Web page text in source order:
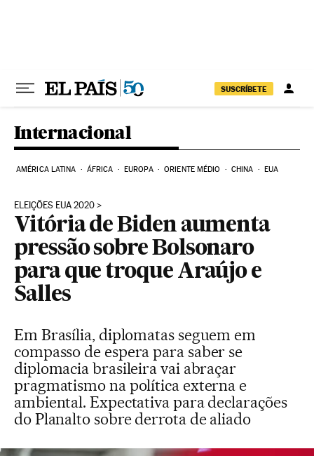
SUSCRÍBETE
Internacional
AMÉRICA LATINA ÁFRICA EUROPA ORIENTE MÉDIO CHINA EUA
ELEIÇÕES EUA 2020
Vitória de Biden aumenta
pressão sobre Bolsonaro
para que troque Araújo e
Salles
Em Brasília, diplomatas seguem em
compasso de espera para saber se
diplomacia brasileira vai abraçar
pragmatismo na política externa e
ambiental. Expectativa para declarações
do Planalto sobre derrota de aliado